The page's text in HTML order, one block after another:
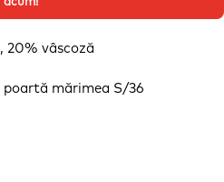
, 20% vâscoză
poartă mărimea S/36